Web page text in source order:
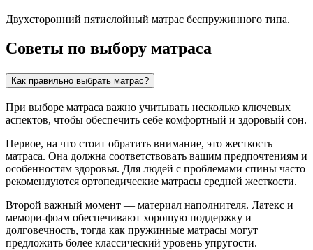
Двухсторонний пятислойный матрас беспружинного типа.
Советы по выбору матраса
Как правильно выбрать матрас?
При выборе матраса важно учитывать несколько ключевых
аспектов, чтобы обеспечить себе комфортный и здоровый сон.
Первое, на что стоит обратить внимание, это жесткость
матраса. Она должна соответствовать вашим предпочтениям и
особенностям здоровья. Для людей с проблемами спины часто
рекомендуются ортопедические матрасы средней жесткости.
Второй важный момент — материал наполнителя. Латекс и
мемори-фоам обеспечивают хорошую поддержку и
долговечность, тогда как пружинные матрасы могут
предложить более классический уровень упругости.